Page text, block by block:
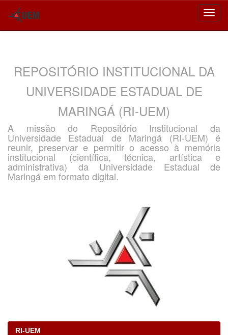
REPOSITÓRIO INSTITUCIONAL DA
UNIVERSIDADE ESTADUAL DE
MARINGÁ (RI-UEM)
A missão do Repositório Institucional da
Universidade Estadual de Maringá (RI-UEM) é
reunir, preservar e permitir o acesso à memória
institucional (científica, técnica, artística e
administrativa) da Universidade Estadual de
Maringá em formato digital.
RI-UEM